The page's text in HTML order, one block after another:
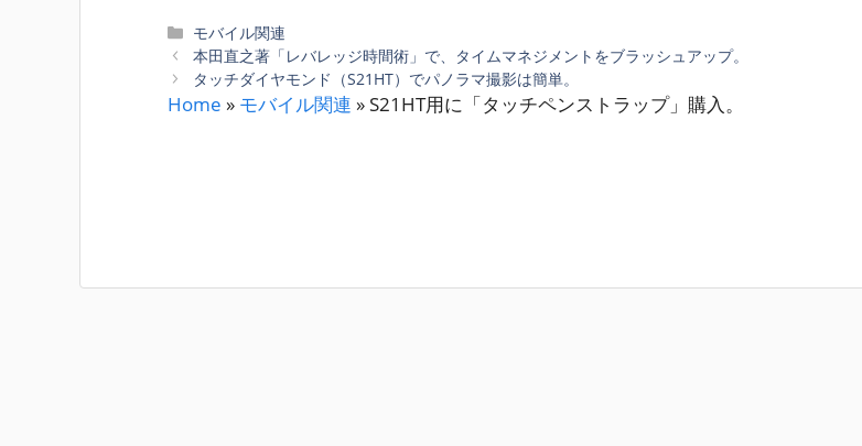
カ
テ
ゴ
リ
モバイル関連
本田直之著「レバレッジ時間術」で、タイムマネジメントをブラッシュアップ。
タッチダイヤモンド（S21HT）でパノラマ撮影は簡単。
Home » モバイル関連 »S21HT用に「タッチペンストラップ」購入。